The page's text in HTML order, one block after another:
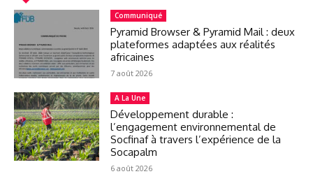
Communiqué
Pyramid Browser & Pyramid Mail : deux
plateformes adaptées aux réalités
africaines
7 août 2026
A La Une
Développement durable :
l’engagement environnemental de
Socfinaf à travers l’expérience de la
Socapalm
6 août 2026